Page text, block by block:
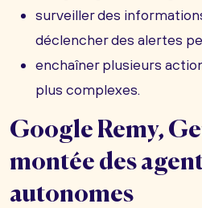
surveiller des
déclencher des alertes
enchaîner plusieurs
plus complexes.
Google Remy,
montée des
autonomes